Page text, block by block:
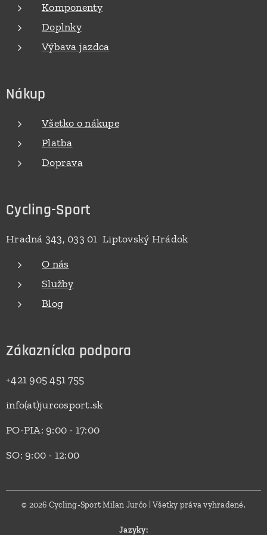
Komponenty
Doplnky
Výbava jazdca
Nákup
Všetko o nákupe
Platba
Doprava
Cycling-Sport
Hradná 343, 033 01 Liptovský Hrádok
O nás
Služby
Blog
Zákaznícka podpora
+421 905 451 755
info(at)jurcosport.sk
PO-PIA: 9:00 - 17:00
SO: 9:00 - 12:00
© 2026 Cycling-Sport Milan Jurčo | Všetky práva vyhradené.
Jazyky